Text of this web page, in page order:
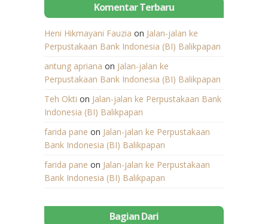
Komentar Terbaru
Heni Hikmayani Fauzia on Jalan-jalan ke
Perpustakaan Bank Indonesia (BI) Balikpapan
antung apriana on Jalan-jalan ke
Perpustakaan Bank Indonesia (BI) Balikpapan
Teh Okti on Jalan-jalan ke Perpustakaan Bank
Indonesia (BI) Balikpapan
farida pane on Jalan-jalan ke Perpustakaan
Bank Indonesia (BI) Balikpapan
farida pane on Jalan-jalan ke Perpustakaan
Bank Indonesia (BI) Balikpapan
Bagian Dari